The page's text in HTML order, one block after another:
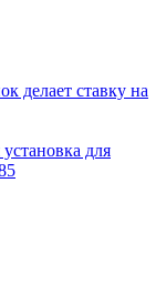
делает ставку на
для